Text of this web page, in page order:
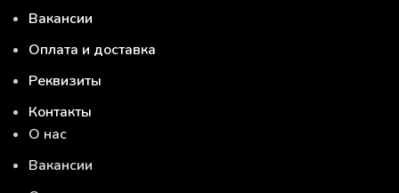
Вакансии
Оплата и доставка
Реквизиты
Контакты
О нас
Вакансии